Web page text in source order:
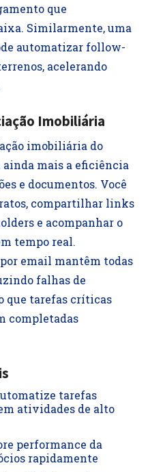
que
Similarmente, uma
automatizar follow-
acelerando
Imobiliária
imobiliária do
mais a eficiência
e documentos. Você
compartilhar links
e acompanhar o
tempo real.
email mantêm todas
falhas de
que tarefas críticas
completadas
tarefas
atividades de alto
performance da
rapidamente